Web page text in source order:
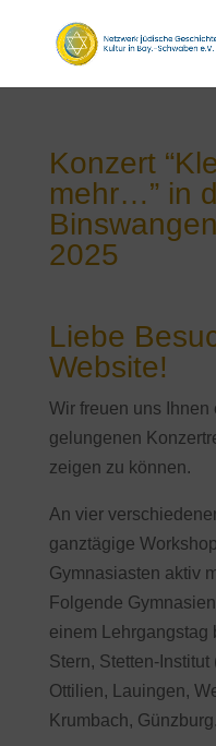
Konzert
mehr…” in
2025
Liebe
Website!
Wir freuen uns Ihnen
gelungenen
zeigen zu können.
An vier
ganztägige
Gymnasiasten aktiv
Folgende
einem Lehrgangstag
Stern, Stetten-
Ottilien, Lauingen,
Krumbach, Günzburg.